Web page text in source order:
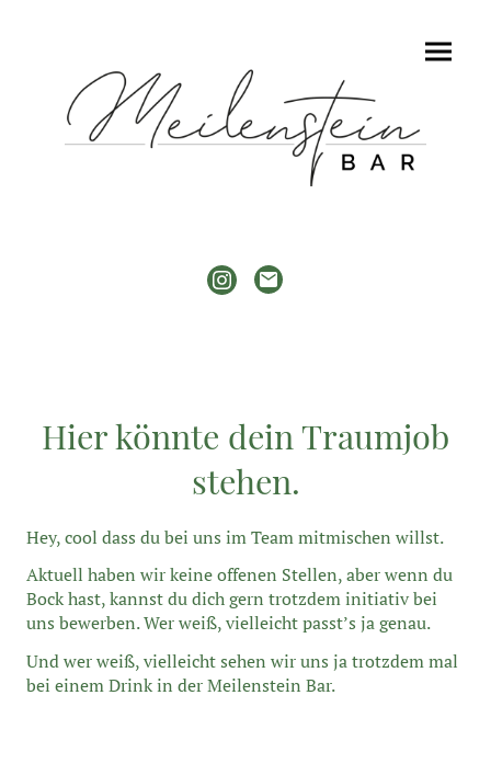
Hier könnte dein Traumjob
stehen.
Hey, cool dass du bei uns im Team mitmischen willst.
Aktuell haben wir keine offenen Stellen, aber wenn du
Bock hast, kannst du dich gern trotzdem initiativ bei
uns bewerben. Wer weiß, vielleicht passt’s ja genau.
Und wer weiß, vielleicht sehen wir uns ja trotzdem mal
bei einem Drink in der Meilenstein Bar.